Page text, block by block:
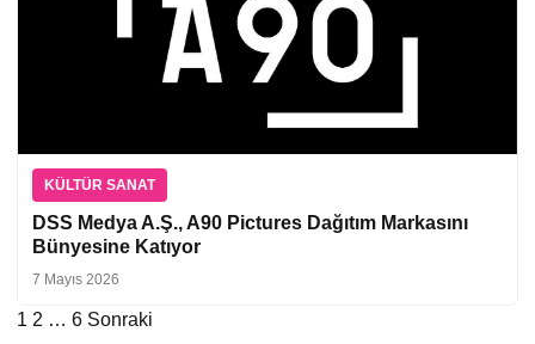
KÜLTÜR SANAT
DSS Medya A.Ş., A90 Pictures Dağıtım Markasını
Bünyesine Katıyor
7 Mayıs 2026
Yazı
1 2 … 6 Sonraki